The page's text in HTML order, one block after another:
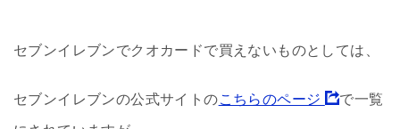
セブンイレブンでクオカードで買えないものとしては、
セブンイレブンの公式サイトのこちらのページ で一覧